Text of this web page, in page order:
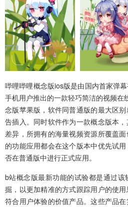
哔哩哔哩概念版ios版是由国内首家弹
手机用户推出的一款轻巧简洁的视频在
念版苹果版， 软件同普通版的最大区
告插入。 同时软件作为一款概念版本
差异，所拥有的海量视频资源所覆盖
的功能应用都会在这个版本中优先试
否在普通版中进行正式应用。
b站概念版最新功能的试验都是通过
掘，以更加精准的方式跟踪用户的使
符合用户体验的价值产品。这些产品